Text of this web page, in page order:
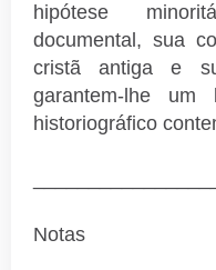
hipótese
documental, sua
cristã antiga e
garantem-lhe
historiográfico
Notas